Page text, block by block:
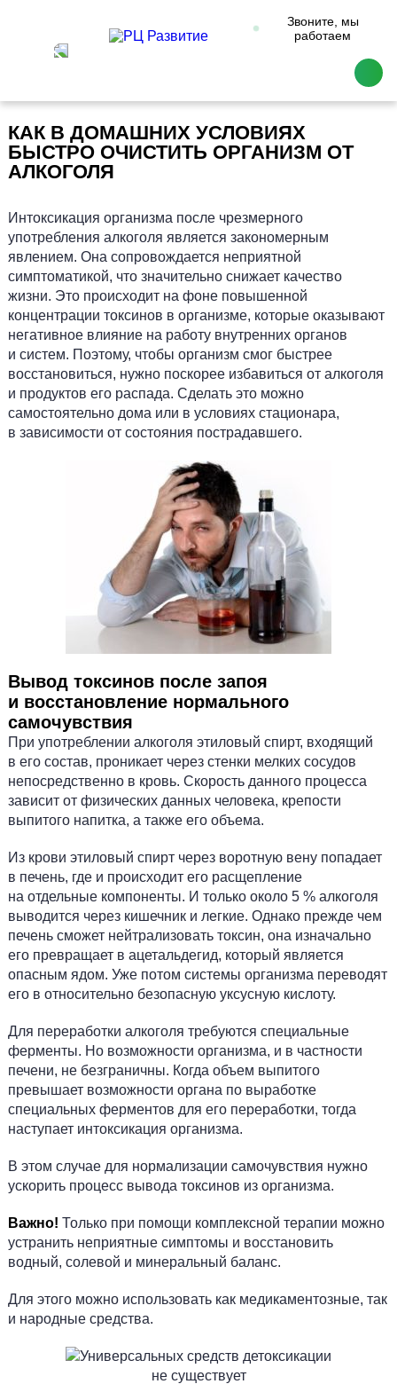
Звоните, мы
работаем
КАК В ДОМАШНИХ УСЛОВИЯХ
БЫСТРО ОЧИСТИТЬ ОРГАНИЗМ ОТ
АЛКОГОЛЯ
Интоксикация организма после чрезмерного
употребления алкоголя является закономерным
явлением. Она сопровождается неприятной
симптоматикой, что значительно снижает качество
жизни. Это происходит на фоне повышенной
концентрации токсинов в организме, которые оказывают
негативное влияние на работу внутренних органов
и систем. Поэтому, чтобы организм смог быстрее
восстановиться, нужно поскорее избавиться от алкоголя
и продуктов его распада. Сделать это можно
самостоятельно дома или в условиях стационара,
в зависимости от состояния пострадавшего.
Вывод токсинов после запоя
и восстановление нормального
самочувствия
При употреблении алкоголя этиловый спирт, входящий
в его состав, проникает через стенки мелких сосудов
непосредственно в кровь. Скорость данного процесса
зависит от физических данных человека, крепости
выпитого напитка, а также его объема.
Из крови этиловый спирт через воротную вену попадает
в печень, где и происходит его расщепление
на отдельные компоненты. И только около 5 % алкоголя
выводится через кишечник и легкие. Однако прежде чем
печень сможет нейтрализовать токсин, она изначально
его превращает в ацетальдегид, который является
опасным ядом. Уже потом системы организма переводят
его в относительно безопасную уксусную кислоту.
Для переработки алкоголя требуются специальные
ферменты. Но возможности организма, и в частности
печени, не безграничны. Когда объем выпитого
превышает возможности органа по выработке
специальных ферментов для его переработки, тогда
наступает интоксикация организма.
В этом случае для нормализации самочувствия нужно
ускорить процесс вывода токсинов из организма.
Важно! Только при помощи комплексной терапии можно
устранить неприятные симптомы и восстановить
водный, солевой и минеральный баланс.
Для этого можно использовать как медикаментозные, так
и народные средства.